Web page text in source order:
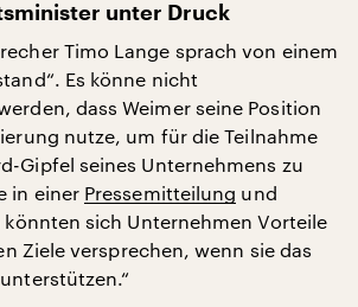
unter Druck
Timo Lange sprach von einem
Es könne nicht
dass Weimer seine Position
nutze, um für die Teilnahme
Gipfel seines Unternehmens zu
in einer Pressemitteilung und
sich Unternehmen Vorteile
Ziele versprechen, wenn sie das